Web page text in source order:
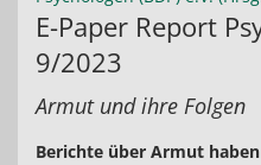
E-Paper Report
9/2023
Armut und ihre Folgen
Berichte über Armut